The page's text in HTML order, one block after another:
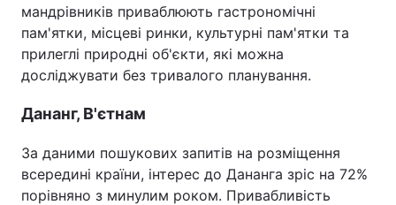
мандрівників приваблюють гастрономічні
пам'ятки, місцеві ринки, культурні пам'ятки та
прилеглі природні об'єкти, які можна
досліджувати без тривалого планування.
Дананг, В'єтнам
За даними пошукових запитів на розміщення
всередині країни, інтерес до Дананга зріс на 72%
порівняно з минулим роком. Привабливість